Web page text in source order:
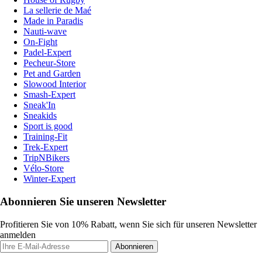
La sellerie de Maé
Made in Paradis
Nauti-wave
On-Fight
Padel-Expert
Pecheur-Store
Pet and Garden
Slowood Interior
Smash-Expert
Sneak'In
Sneakids
Sport is good
Training-Fit
Trek-Expert
TripNBikers
Vélo-Store
Winter-Expert
Abonnieren Sie unseren Newsletter
Profitieren Sie von 10% Rabatt, wenn Sie sich für unseren Newsletter
anmelden
Abonnieren